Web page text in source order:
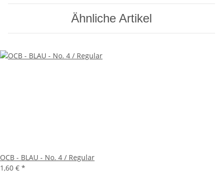
Ähnliche Artikel
OCB - BLAU - No. 4 / Regular
1,60 € *